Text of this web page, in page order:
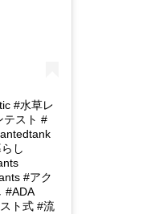
#水草レ
テスト #
し
#アク
#ADA
ト式 #流